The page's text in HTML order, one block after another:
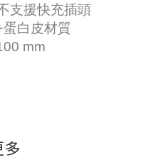
支援快充插頭
白皮材質
mm